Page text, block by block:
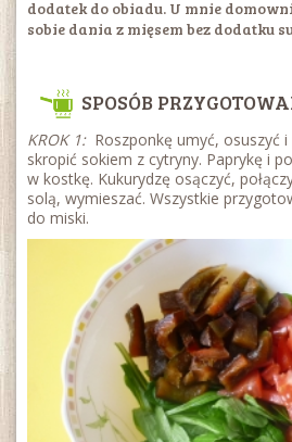
dodatek do obiadu. U mnie
sobie dania z mięsem bez dodatku
SPOSÓB
KROK 1:Roszponkę umyć, osuszyć i
skropić sokiem z cytryny. Paprykę i
w kostkę. Kukurydzę osączyć,
solą, wymieszać. Wszystkie
do miski.